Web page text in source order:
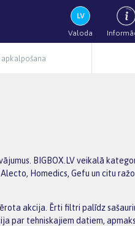
Valoda
BIGBOX.LV veikalā
Homedics, Gefu un citu
akcija. Ērti filtri palīdz
tehniskajiem datiem,